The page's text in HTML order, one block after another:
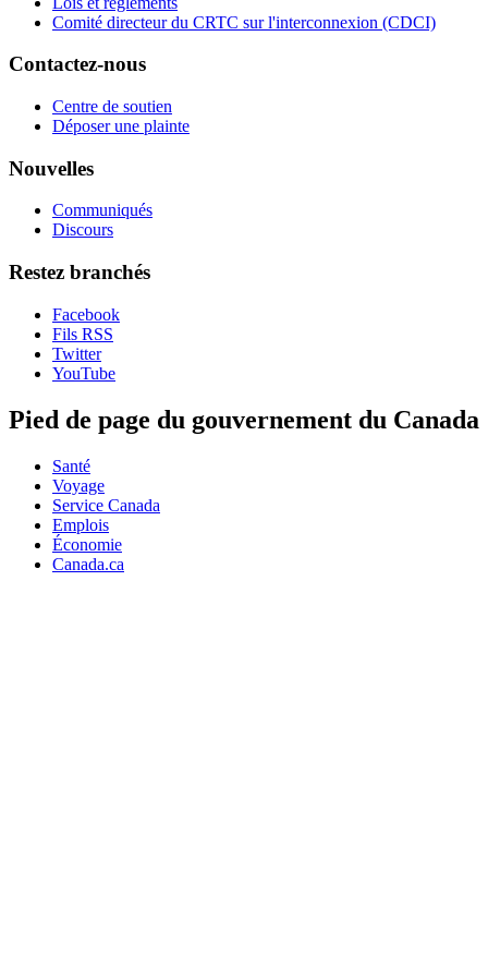
Comité directeur du CRTC sur l'interconnexion (CDCI)
Contactez-nous
Centre de soutien
Déposer une plainte
Nouvelles
Communiqués
Discours
Restez branchés
Facebook
Fils RSS
Twitter
YouTube
Pied de page du gouvernement du Canada
Santé
Voyage
Service Canada
Emplois
Économie
Canada.ca